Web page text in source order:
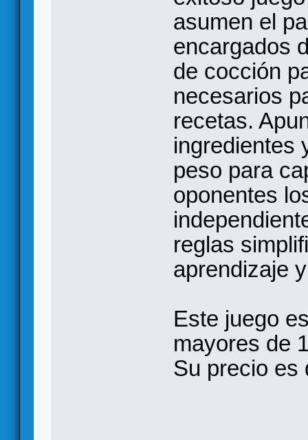
asumen el
encargados
de cocción
necesarios
recetas.
ingredientes
peso para
oponentes
reglas
aprendizaje
Este juego
mayores de
Su precio es